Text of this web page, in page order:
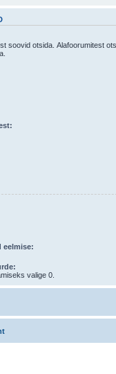
soovid otsida. Alafoorumitest
eelmise:
valige 0.